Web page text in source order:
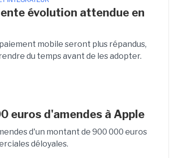
évolution attendue en
mobile seront plus répandus,
du temps avant de les adopter.
euros d'amendes à Apple
d'un montant de 900 000 euros
déloyales.